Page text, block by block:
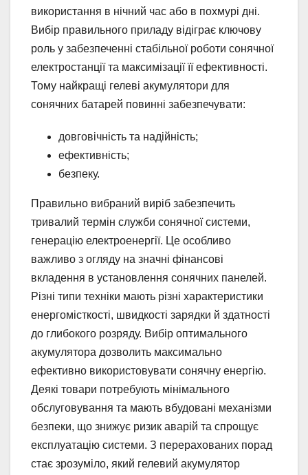
використання в нічний час або в похмурі дні.
Вибір правильного приладу відіграє ключову
роль у забезпеченні стабільної роботи сонячної
електростанції та максимізації її ефективності.
Тому найкращі гелеві акумулятори для
сонячних батарей повинні забезпечувати:
довговічність та надійність;
ефективність;
безпеку.
Правильно вибраний виріб забезпечить
тривалий термін служби сонячної системи,
генерацію електроенергії. Це особливо
важливо з огляду на значні фінансові
вкладення в установлення сонячних панелей.
Різні типи техніки мають різні характеристики
енергомісткості, швидкості зарядки й здатності
до глибокого розряду. Вибір оптимального
акумулятора дозволить максимально
ефективно використовувати сонячну енергію.
Деякі товари потребують мінімального
обслуговування та мають вбудовані механізми
безпеки, що знижує ризик аварій та спрощує
експлуатацію системи. З перерахованих порад
стає зрозуміло, який гелевий акумулятор